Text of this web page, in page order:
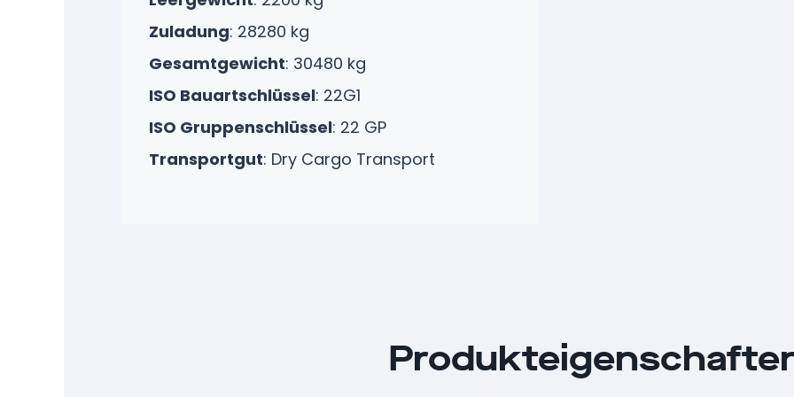
Zuladung: 28280 kg
Gesamtgewicht: 30480 kg
ISO Bauartschlüssel: 22G1
ISO Gruppenschlüssel: 22 GP
Transportgut: Dry Cargo Transport